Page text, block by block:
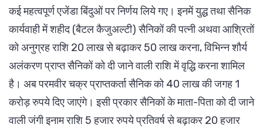
कई महत्वपूर्ण एजेंडा बिंदुओं पर निर्णय लिये गए। इनमें युद्ध तथा सैनिक
कार्यवाही में शहीद (बैटल कैजुअल्टी) सैनिकों की पत्नी अथवा आश्रितों
को अनुग्रह राशि 20 लाख से बढ़ाकर 50 लाख करना, विभिन्न शौर्य
अलंकरण प्राप्त सैनिकों को दी जाने वाली राशि में वृद्धि करना शामिल
है। अब परमवीर चक्र प्राप्तकर्ता सैनिक को 40 लाख की जगह 1
करोड़ रुपये दिए जाएंगे। इसी प्रकार सैनिकों के माता-पिता को दी जाने
वाली जंगी इनाम राशि 5 हजार रुपये प्रतिवर्ष से बढ़ाकर 20 हजार